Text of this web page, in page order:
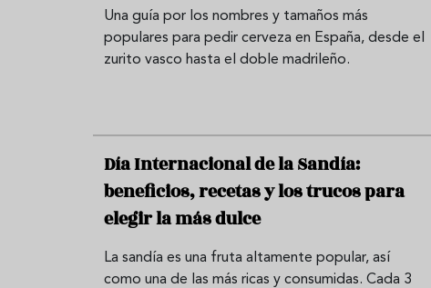
Una guía por los nombres y tamaños más
populares para pedir cerveza en España, desde el
zurito vasco hasta el doble madrileño.
Día Internacional de la Sandía:
beneficios, recetas y los trucos para
elegir la más dulce
La sandía es una fruta altamente popular, así
como una de las más ricas y consumidas. Cada 3